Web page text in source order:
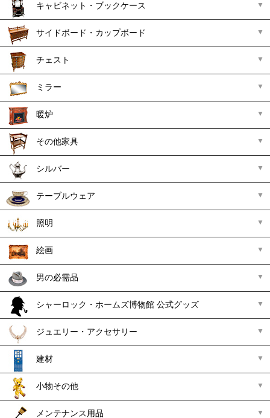
キャビネット・ブックケース
サイドボード・カップボード
チェスト
ミラー
暖炉
その他家具
シルバー
テーブルウェア
照明
絵画
男の必需品
シャーロック・ホームズ博物館 公式グッズ
ジュエリー・アクセサリー
建材
小物その他
メンテナンス用品